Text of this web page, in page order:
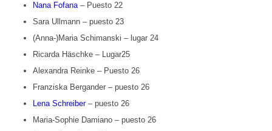
Nana Fofana– Puesto 22
Sara Ullmann – puesto 23
(Anna-)Maria Schimanski – lugar 24
Ricarda Häschke – Lugar25
Alexandra Reinke – Puesto 26
Franziska Bergander – puesto 26
Lena Schreiber– puesto 26
Maria-Sophie Damiano – puesto 26